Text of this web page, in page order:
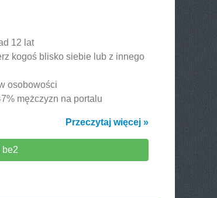
12 lat
kogoś blisko siebie lub z innego
osobowości
mężczyzn na portalu
Przeczytaj więcej »
be2